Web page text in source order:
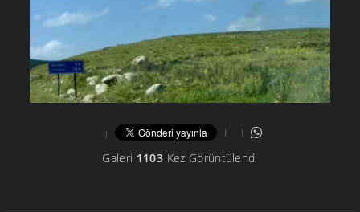
Galeri 1103Kez Görüntülendi